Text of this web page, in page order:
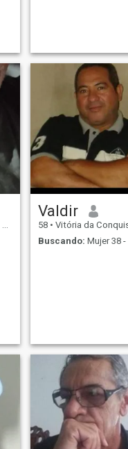
Valdir
58 • Vitória da Conquista, Bahia,
Buscando: Mujer 38 -